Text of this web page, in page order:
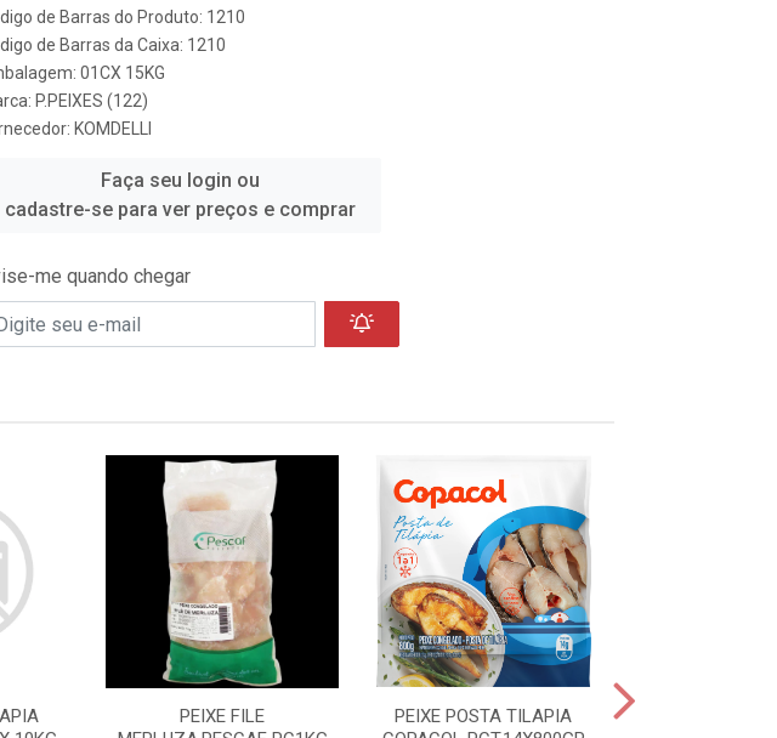
de Barras do Produto: 1210
de Barras da Caixa: 1210
01CX 15KG
P.PEIXES (122)
KOMDELLI
Faça seu login ou
cadastre-se para ver preços e comprar
me quando chegar
PEIXE FILE
PEIXE POSTA TILAPIA